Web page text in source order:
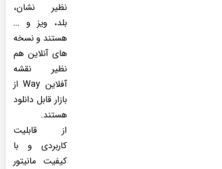
نظیر نشان،
بلد، ویز و ...
هستند و نسخه
های آنلاین هم
نظیر نقشه
آفلاین Way از
بازار قابل دانلود
هستند.
از قابلیت
کاربردی و با
کیفیت مانیتور